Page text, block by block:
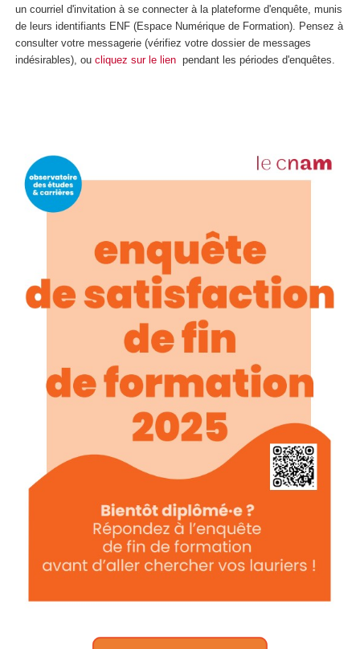
un courriel d'invitation à se connecter à la plateforme d'enquête, munis
de leurs identifiants ENF (Espace Numérique de Formation). Pensez à
consulter votre messagerie (vérifiez votre dossier de messages
indésirables), ou cliquez sur le lien pendant les périodes d'enquêtes.